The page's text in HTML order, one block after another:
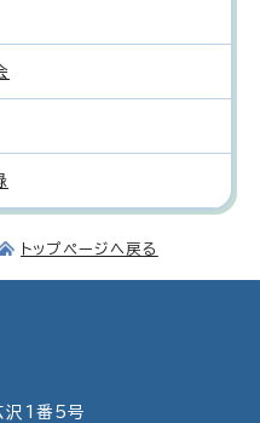
トップページへ戻る
1番5号